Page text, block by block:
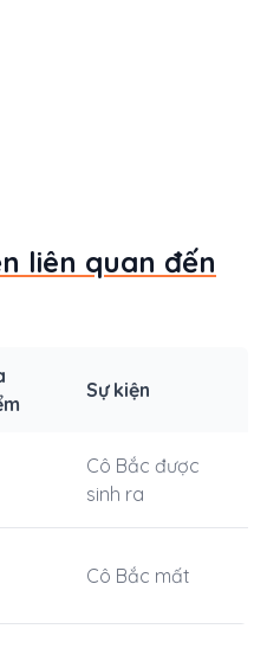
liên quan đến
Sự kiện
Cô Bắc được
sinh ra
Cô Bắc mất